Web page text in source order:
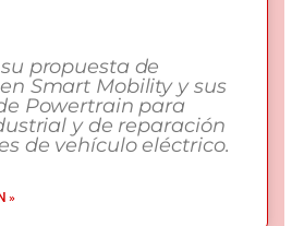
propuesta de
Smart Mobility y sus
Powertrain para
y de reparación
de vehículo eléctrico.
»